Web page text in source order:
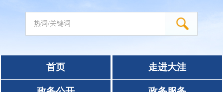
首页 走进大洼